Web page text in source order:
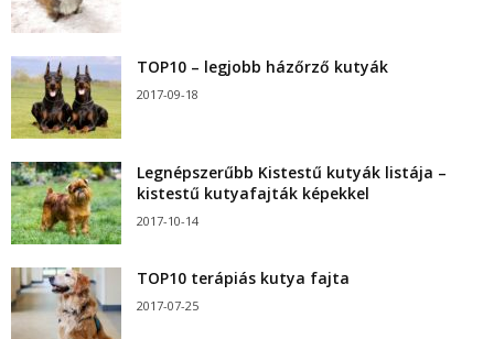
TOP10 – legjobb házőrző kutyák
2017-09-18
Legnépszerűbb Kistestű kutyák listája –
kistestű kutyafajták képekkel
2017-10-14
TOP10 terápiás kutya fajta
2017-07-25